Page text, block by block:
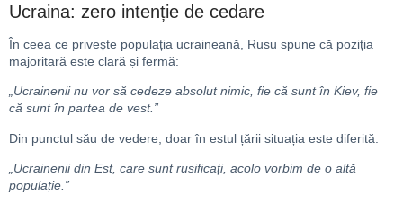
Ucraina: zero intenție de cedare
În ceea ce privește populația ucraineană, Rusu spune că poziția
majoritară este clară și fermă:
„Ucrainenii nu vor să cedeze absolut nimic, fie că sunt în Kiev, fie
că sunt în partea de vest.”
Din punctul său de vedere, doar în estul țării situația este diferită:
„Ucrainenii din Est, care sunt rusificați, acolo vorbim de o altă
populație.”